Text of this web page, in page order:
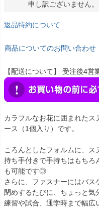
申し訳ございません
返品特約について
商品についてのお問い合わせ
【配送について】 受注後4営
カラフルなお花に囲まれたス
ース（1個入り）です。
ころんとしたフォルムに、ス
持ち手付きで手持ちはもちろ
も可能です◎
さらに、ファスナーにはバ
閉めするたびに、ちょっと気
練習や試合、通学時まで幅広